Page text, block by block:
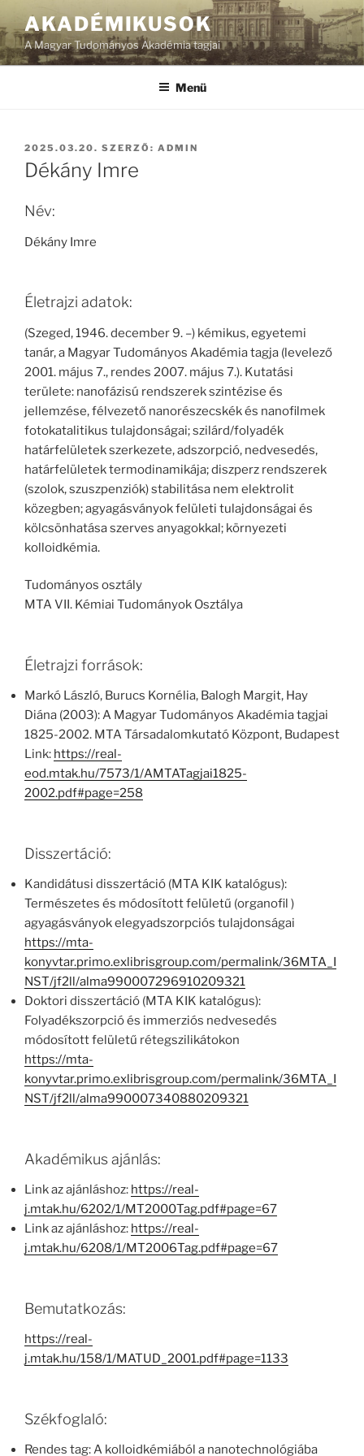
AKADÉMIKUSOK
A Magyar Tudományos Akadémia tagjai
Menü
BEKÜLDVE:
2025.03.20. SZERZŐ: ADMIN
Dékány Imre
Név:
Dékány Imre
Életrajzi adatok:
(Szeged, 1946. december 9. –) kémikus, egyetemi
tanár, a Magyar Tudományos Akadémia tagja (levelező
2001. május 7., rendes 2007. május 7.). Kutatási
területe: nanofázisú rendszerek szintézise és
jellemzése, félvezető nanorészecskék és nanofilmek
fotokatalitikus tulajdonságai; szilárd/folyadék
határfelületek szerkezete, adszorpció, nedvesedés,
határfelületek termodinamikája; diszperz rendszerek
(szolok, szuszpenziók) stabilitása nem elektrolit
közegben; agyagásványok felületi tulajdonságai és
kölcsönhatása szerves anyagokkal; környezeti
kolloidkémia.
Tudományos osztály
MTA VII. Kémiai Tudományok Osztálya
Életrajzi források:
Markó László, Burucs Kornélia, Balogh Margit, Hay
Diána (2003): A Magyar Tudományos Akadémia tagjai
1825-2002. MTA Társadalomkutató Központ, Budapest
Link: https://real-
eod.mtak.hu/7573/1/AMTATagjai1825-
2002.pdf#page=258
Disszertáció:
Kandidátusi disszertáció (MTA KIK katalógus):
Természetes és módosított felületű (organofil )
agyagásványok elegyadszorpciós tulajdonságai
https://mta-
konyvtar.primo.exlibrisgroup.com/permalink/36MTA_I
NST/jf2ll/alma990007296910209321
Doktori disszertáció (MTA KIK katalógus):
Folyadékszorpció és immerziós nedvesedés
módosított felületű rétegszilikátokon
https://mta-
konyvtar.primo.exlibrisgroup.com/permalink/36MTA_I
NST/jf2ll/alma990007340880209321
Akadémikus ajánlás:
Link az ajánláshoz: https://real-
j.mtak.hu/6202/1/MT2000Tag.pdf#page=67
Link az ajánláshoz: https://real-
j.mtak.hu/6208/1/MT2006Tag.pdf#page=67
Bemutatkozás:
https://real-
j.mtak.hu/158/1/MATUD_2001.pdf#page=1133
Székfoglaló:
Rendes tag: A kolloidkémiából a nanotechnológiába